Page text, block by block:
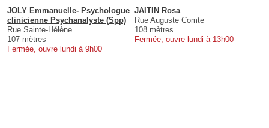
JOLY Emmanuelle- Psychologue
clinicienne Psychanalyste (Spp)
Rue Sainte-Hélène
107 mètres
Fermée, ouvre lundi à 9h00
JAITIN Rosa
Rue Auguste Comte
108 mètres
Fermée, ouvre lundi à 13h00